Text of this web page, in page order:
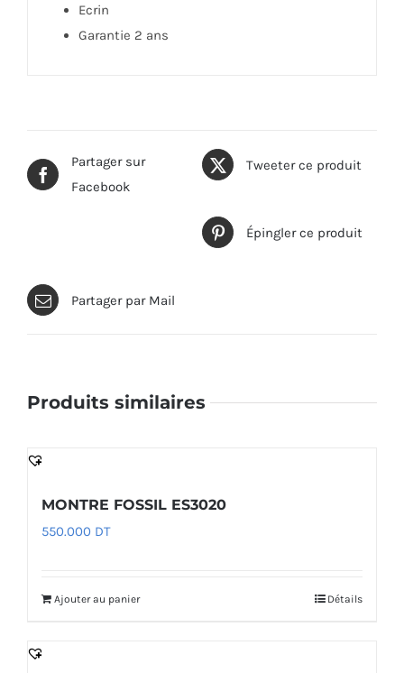
Ecrin
Garantie 2 ans
Partager sur
Facebook
Tweeter ce produit
Épingler ce produit
Partager par Mail
Produits similaires
MONTRE FOSSIL ES3020
550.000 DT
Ajouter au panier Détails